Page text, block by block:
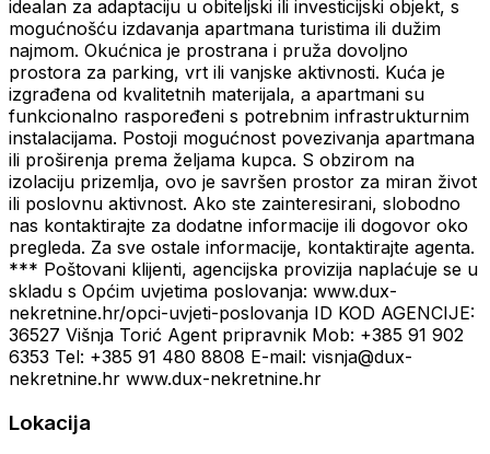
idealan za adaptaciju u obiteljski ili investicijski objekt, s
mogućnošću izdavanja apartmana turistima ili dužim
najmom. Okućnica je prostrana i pruža dovoljno
prostora za parking, vrt ili vanjske aktivnosti. Kuća je
izgrađena od kvalitetnih materijala, a apartmani su
funkcionalno raspoređeni s potrebnim infrastrukturnim
instalacijama. Postoji mogućnost povezivanja apartmana
ili proširenja prema željama kupca. S obzirom na
izolaciju prizemlja, ovo je savršen prostor za miran život
ili poslovnu aktivnost. Ako ste zainteresirani, slobodno
nas kontaktirajte za dodatne informacije ili dogovor oko
pregleda. Za sve ostale informacije, kontaktirajte agenta.
*** Poštovani klijenti, agencijska provizija naplaćuje se u
skladu s Općim uvjetima poslovanja: www.dux-
nekretnine.hr/opci-uvjeti-poslovanja ID KOD AGENCIJE:
36527 Višnja Torić Agent pripravnik Mob: +385 91 902
6353 Tel: +385 91 480 8808 E-mail: visnja@dux-
nekretnine.hr www.dux-nekretnine.hr
Lokacija